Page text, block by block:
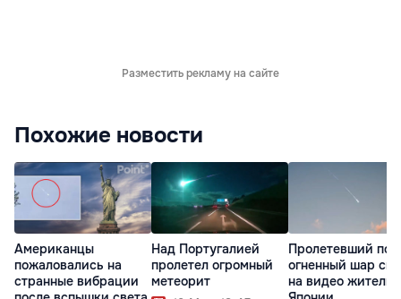
Разместить рекламу на сайте
Похожие новости
Американцы
пожаловались на
странные вибрации
Над Португалией
пролетел огромный
метеорит
Пролетевший по
огненный шар
на видео жители